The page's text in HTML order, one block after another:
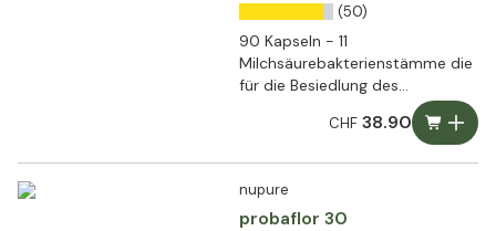
(50)
90 Kapseln - 11
Milchsäurebakterienstämme die
für die Besiedlung des
ausgewählt wurden
CHF38.90
nupure
probaflor 30